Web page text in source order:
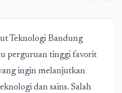
Teknologi Bandung
perguruan tinggi favorit
ingin melanjutkan
dan sains. Salah